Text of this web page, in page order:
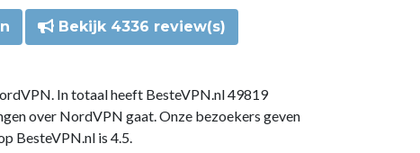
Bekijk 4336 review(s)
In totaal heeft BesteVPN.nl 49819
over NordVPN gaat. Onze bezoekers geven
BesteVPN.nl is 4.5.